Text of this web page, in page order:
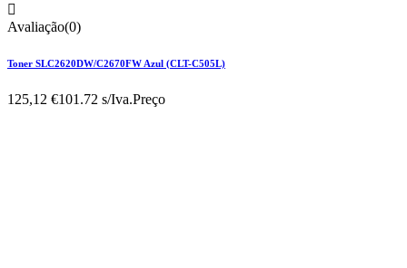

Avaliação(0)
Toner SLC2620DW/C2670FW Azul (CLT-C505L)
125,12 €101.72 s/Iva.Preço